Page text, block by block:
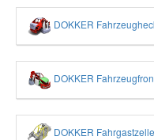
DOKKER
DOKKER
DOKKER Fahrgastzelle